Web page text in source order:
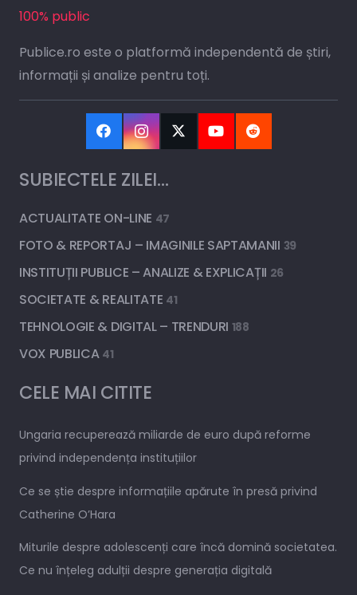
100% public
Publice.ro este o platformă independentă de știri,
informații și analize pentru toți.
SUBIECTELE ZILEI…
ACTUALITATE ON-LINE 47
FOTO & REPORTAJ – IMAGINILE SAPTAMANII 39
INSTITUȚII PUBLICE – ANALIZE & EXPLICAȚII 26
SOCIETATE & REALITATE 41
TEHNOLOGIE & DIGITAL – TRENDURI 188
VOX PUBLICA 41
CELE MAI CITITE
Ungaria recuperează miliarde de euro după reforme
privind independența instituțiilor
Ce se știe despre informațiile apărute în presă privind
Catherine O’Hara
Miturile despre adolescenți care încă domină societatea.
Ce nu înțeleg adulții despre generația digitală